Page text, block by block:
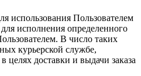
использования Пользователем
исполнения определенного
В число таких
курьерской службе,
целях доставки и выдачи заказа